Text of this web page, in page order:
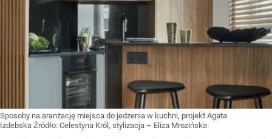
Sposoby na aranżację miejsca do jedzenia w kuchni, projekt Agata
Izdebska Źródło: Celestyna Król, stylizacja – Eliza Mrozińska